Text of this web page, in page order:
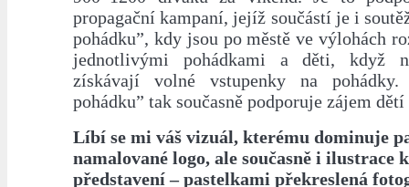
propagační kampaní, jejíž součástí je i
pohádku”, kdy jsou po městě ve výlohách
jednotlivými pohádkami a děti, když
získávají volné vstupenky na pohádky.
pohádku” tak současně podporuje zájem dětí
Líbí se mi váš vizuál, kterému dominuje
namalované logo, ale současně i ilustrace
představení – pastelkami překreslená